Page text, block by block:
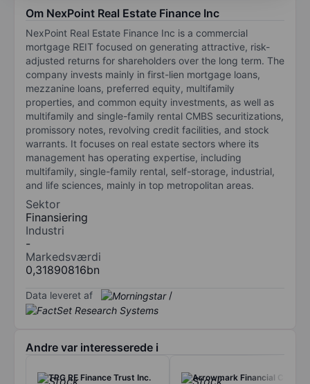
Om NexPoint Real Estate Finance Inc
NexPoint Real Estate Finance Inc is a commercial
mortgage REIT focused on generating attractive, risk-
adjusted returns for shareholders over the long term. The
company invests mainly in first-lien mortgage loans,
mezzanine loans, preferred equity, multifamily
properties, and common equity investments, as well as
multifamily and single-family rental CMBS securitizations,
promissory notes, revolving credit facilities, and stock
warrants. It focuses on real estate sectors where its
management has operating expertise, including
multifamily, single-family rental, self-storage, industrial,
and life sciences, mainly in top metropolitan areas.
Sektor
Finansiering
Industri
-
Markedsværdi
0,31890816bn
Data leveret af /
Andre var interesserede i
TPG RE Finance Trust Inc. Arrowmark Financial Corp.